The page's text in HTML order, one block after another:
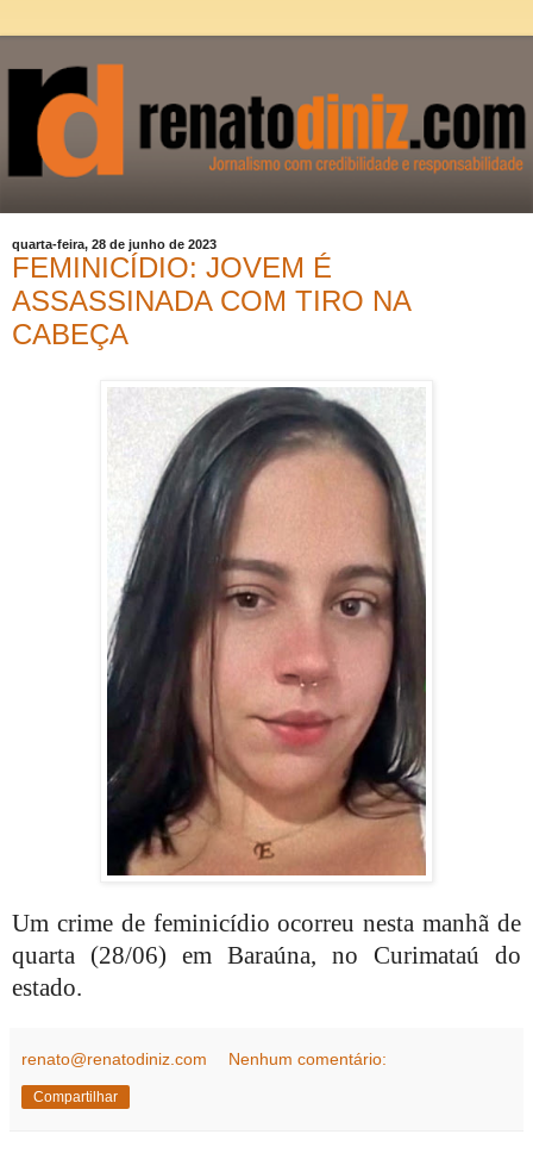
quarta-feira, 28 de junho de 2023
FEMINICÍDIO: JOVEM É
ASSASSINADA COM TIRO NA
CABEÇA
Um crime de feminicídio ocorreu nesta manhã de
quarta (28/06) em Baraúna, no Curimataú do
estado.
renato@renatodiniz.com Nenhum comentário:
Compartilhar